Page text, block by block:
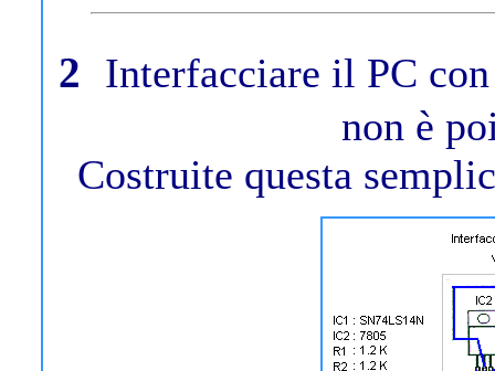
2 Interfacciare il PC
non è
Costruite questa